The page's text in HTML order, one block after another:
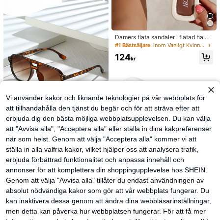
13
#80-talets femme
EU Warehouse Sköldpaddsmönstrad
e fyrkantiga aviatorglasögon med d
ubbel brygga, bohemiskt leopardmö
nster, semester- och strandaccesso
ar, höst/vinteroutfits, present för kvi
nnor, estetisk
#1 Bästsäljare inom Tempeldekorationer Kvinnor Glasögon & Glasögo
59 60kr
Damers flata sandaler i flätad halm
med rosett och metalldekor, bekvä
m minimalistisk stil för semester, str
and, hem och dagligt bruk, vita fläta
#1 Bästsäljare inom Vanligt Kvinnor platta sandaler
124kr
Lightning trådbundna hörlurar med
Vi använder kakor och liknande teknologier på vår webbplats för
att tillhandahålla den tjänst du begär och för att sträva efter att
erbjuda dig den bästa möjliga webbplatsupplevelsen. Du kan välja
att "Avvisa alla", "Acceptera alla" eller ställa in dina kakpreferenser
när som helst. Genom att välja "Acceptera alla" kommer vi att
ställa in alla valfria kakor, vilket hjälper oss att analysera trafik,
erbjuda förbättrad funktionalitet och anpassa innehåll och
annonser för att komplettera din shoppingupplevelse hos SHEIN.
Genom att välja "Avvisa alla" tillåter du endast användningen av
absolut nödvändiga kakor som gör att vår webbplats fungerar. Du
kan inaktivera dessa genom att ändra dina webbläsarinställningar,
men detta kan påverka hur webbplatsen fungerar. För att få mer